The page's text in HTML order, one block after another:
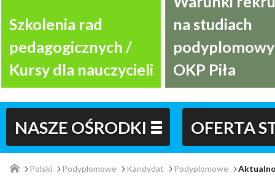
Szkolenia rad
pedagogicznych /
Kursy dla nauczycieli
na studiach
OKP Piła
NASZE OŚRODKI OFERTA
Polski Podyplomowe Kandydat Podyplomowe